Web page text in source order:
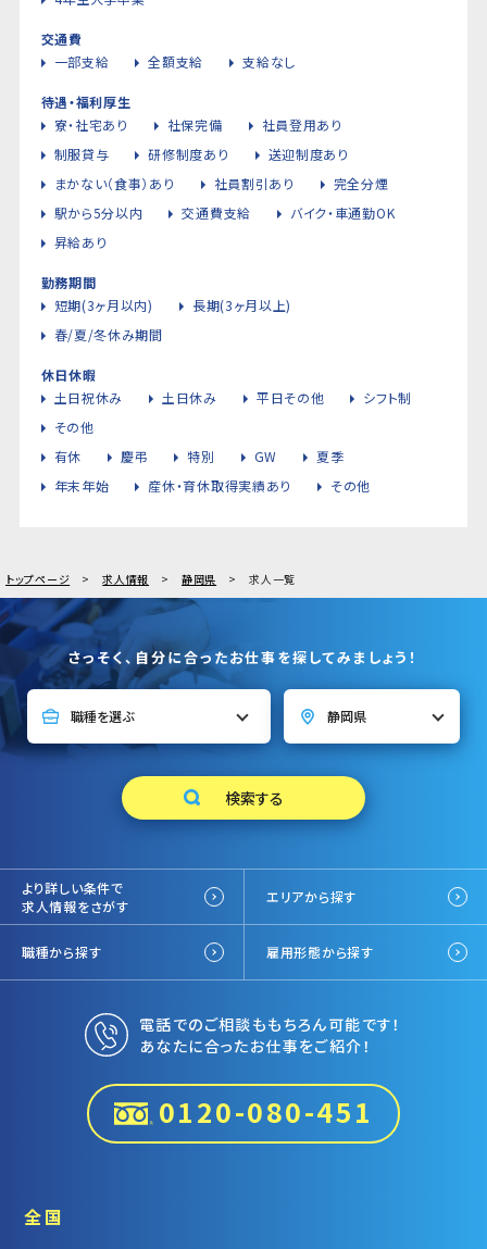
交通費
一部支給
全額支給 支給なし
待遇・福利厚生
寮・社宅あり
社保完備
社員登用あり
制服貸与
研修制度あり
送迎制度あり
まかない（食事）あり
社員割引あり
完全分煙
駅から5分以内
交通費支給
バイク・車通勤OK
昇給あり
勤務期間
短期(3ヶ月以内)
長期(3ヶ月以上)
春/夏/冬休み期間
休日休暇
土日祝休み
土日休み 平日その他
シフト制
その他
有休
慶弔 特別 GW
夏季
年末年始
産休・育休取得実績あり その他
トップページ 求人情報 静岡県 求人一覧
さっそく、自分に合ったお仕事を探してみましょう！
より詳しい条件で
求人情報をさがす
エリアから探す
職種から探す 雇用形態から探す
電話でのご相談ももちろん可能です！
あなたに合ったお仕事をご紹介！
0120-080-451
全国